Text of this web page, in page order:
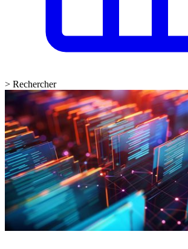
> Rechercher